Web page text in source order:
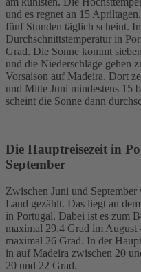
und es regnet an 15
fünf Stunden täglich scheint.
Durchschnittstemperatur in
Grad. Die Sonne kommt
und die Niederschläge gehen
Vorsaison auf Madeira. Dort
und Mitte Juni mindestens 15
scheint die Sonne dann
Die Hauptreisezeit in
September
Zwischen Juni und
Land gezählt. Das liegt an
in Portugal. Dabei ist es zum
maximal 29,4 Grad im
maximal 26 Grad. In der
in auf Madeira zwischen 20
20 und 22 Grad.